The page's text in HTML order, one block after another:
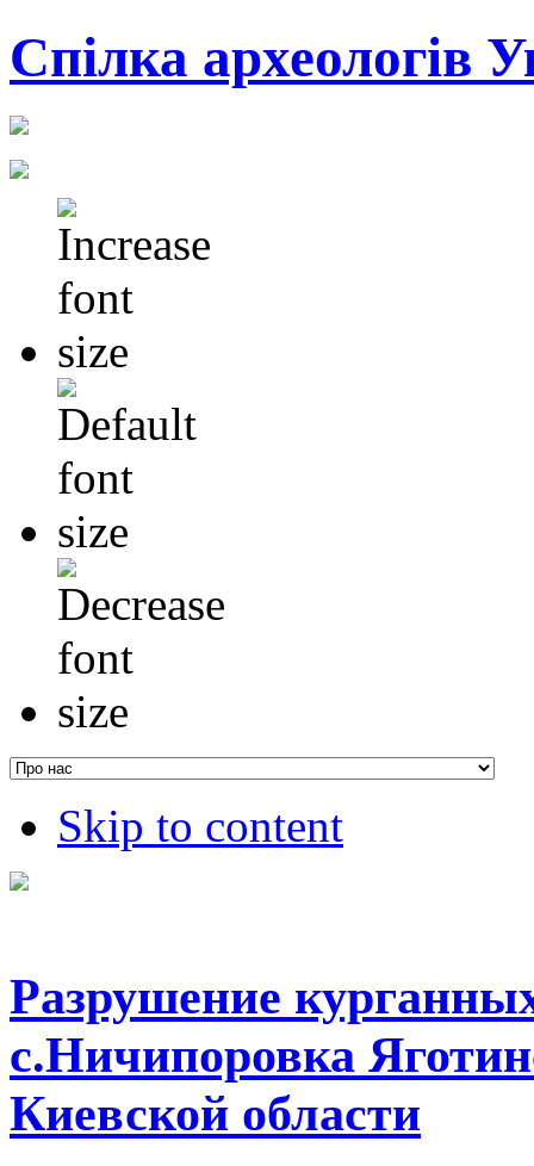
Cпілка археологів
Skip to content
Разрушение
с.Ничипоровка
Киевской области